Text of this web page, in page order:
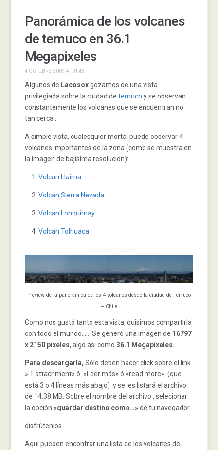
Panorámica de los volcanes
de temuco en 36.1
Megapixeles
4 OCTUBRE, 2009 AT 01:48
Algunos de Lacosoxgozamos de una vista
privilegiada sobre la ciudad detemuco y se observan
constantemente los volcanes que se encuentranno
tancerca..
A simple vista, cualesquier mortal puede observar 4
volcanes importantes de la zona (como se muestra en
la imagen de bajísima resolución):
Volcán Llaima
Volcán Sierra Nevada
Volcán Lonquimay
Volcán Tolhuaca
Preview de la panorámica de los 4 volcanes desde la ciudad de Temuco
– Chile
Como nos gustó tanto esta vista, quisimos compartirla
con todo el mundo….. Se generó una imagen de 16797
x 2150 pixeles, algo asi como36.1 Megapixeles.
Para descargarla,Sólo deben hacer click sobre el link
» 1 attachment» ó «Leer más» ó «read more» (que
está 3 o 4 líneas más abajo) y se les listará el archivo
de 14.38 MB. Sobre el nombre del archivo , selecionar
la opción«guardar destino como…»de tu navegador.
disfrútenlos.
Aquí pueden encontrar una lista de los volcanes de